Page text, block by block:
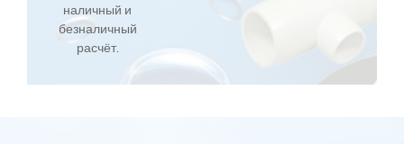
наличный и
безналичный
расчёт.